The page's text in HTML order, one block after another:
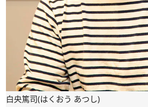
白央篤司(はくおう あつし)